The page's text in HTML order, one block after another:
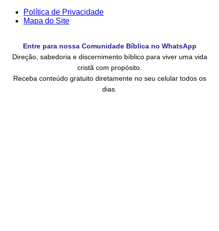
Política de Privacidade
Mapa do Site
Entre para nossa Comunidade Bíblica no WhatsApp
Direção, sabedoria e discernimento bíblico para viver uma vida
cristã com propósito.
Receba conteúdo gratuito diretamente no seu celular todos os
dias.